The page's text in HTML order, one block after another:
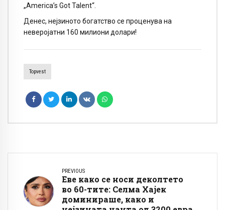
„America’s Got Talent“.
Денес, нејзиното богатство се проценува на
неверојатни 160 милиони долари!
Topvest
PREVIOUS
Еве како се носи деколтето
во 60-тите: Селма Хајек
доминираше, како и